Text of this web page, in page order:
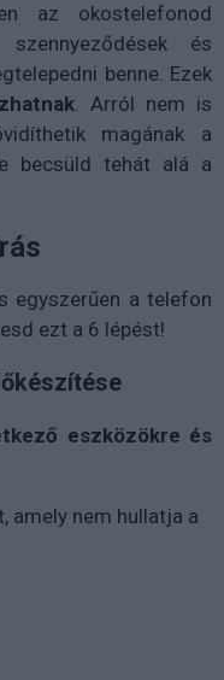
az okostelefonod
és
benne. Ezek
. Arról nem is
magának a
becsüld tehát alá a
egyszerűen a telefon
ezt a 6 lépést!
eszközökre és
amely nem hullatja a